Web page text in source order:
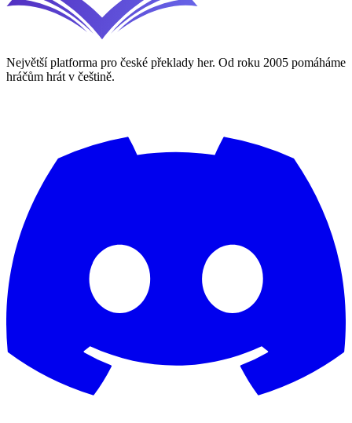
Největší platforma pro české překlady her. Od roku 2005 pomáháme
hráčům hrát v češtině.